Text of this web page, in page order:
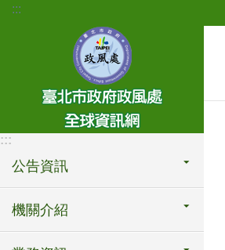
跳到主要內容區塊
:::
:::
公告資訊
機關介紹